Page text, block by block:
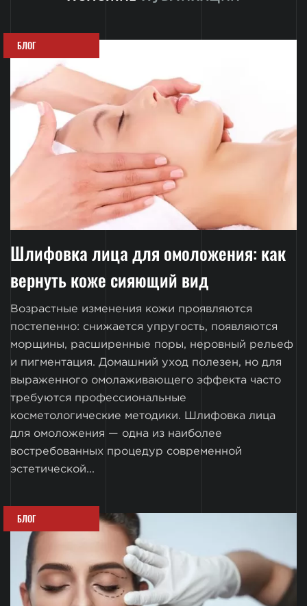
БЛОГ
Шлифовка лица для омоложения: как
вернуть коже сияющий вид
Возрастные изменения кожи проявляются
постепенно: снижается упругость, появляются
морщины, расширенные поры, неровный рельеф
и пигментация. Домашний уход полезен, но для
выраженного омолаживающего эффекта часто
требуются профессиональные
косметологические методики. Шлифовка лица
для омоложения — одна из наиболее
востребованных процедур современной
эстетической...
БЛОГ